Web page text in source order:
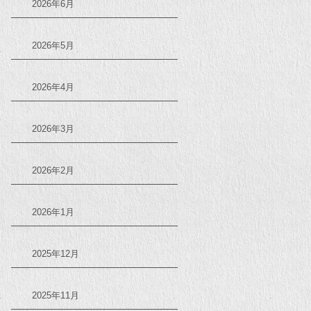
2026年6月
2026年5月
2026年4月
2026年3月
2026年2月
2026年1月
2025年12月
2025年11月